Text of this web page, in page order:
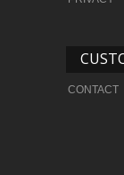
CONTACT